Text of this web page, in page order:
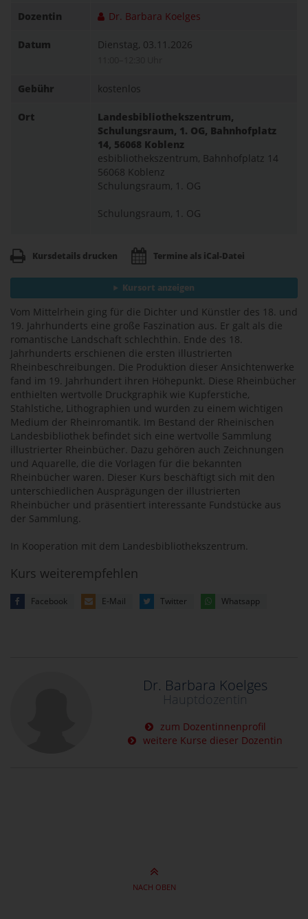
Dozentin Dr. Barbara Koelges
Datum Dienstag, 03.11.2026
Gebühr kostenlos
Ort
Landesbibliothekszentrum,
Schulungsraum, 1. OG, Bahnhofplatz
14, 56068 Koblenz
esbibliothekszentrum, Bahnhofplatz 14
56068 Koblenz
Schulungsraum, 1. OG
Schulungsraum, 1. OG
Kursdetails drucken Termine als iCal-Datei
Kursort anzeigen
Vom Mittelrhein ging für die Dichter und Künstler des 18. und
19. Jahrhunderts eine große Faszination aus. Er galt als die
romantische Landschaft schlechthin. Ende des 18.
Jahrhunderts erschienen die ersten illustrierten
Rheinbeschreibungen. Die Produktion dieser Ansichtenwerke
fand im 19. Jahrhundert ihren Höhepunkt. Diese Rheinbücher
enthielten wertvolle Druckgraphik wie Kupferstiche,
Stahlstiche, Lithographien und wurden zu einem wichtigen
Medium der Rheinromantik. Im Bestand der Rheinischen
Landesbibliothek befindet sich eine wertvolle Sammlung
illustrierter Rheinbücher. Dazu gehören auch Zeichnungen
und Aquarelle, die die Vorlagen für die bekannten
Rheinbücher waren. Dieser Kurs beschäftigt sich mit den
unterschiedlichen Ausprägungen der illustrierten
Rheinbücher und präsentiert interessante Fundstücke aus
der Sammlung.
In Kooperation mit dem Landesbibliothekszentrum.
Kurs weiterempfehlen
Facebook E-Mail Twitter Whatsapp
Dr. Barbara Koelges
Hauptdozentin
zum Dozentinnenprofil
weitere Kurse dieser Dozentin
NACH OBEN